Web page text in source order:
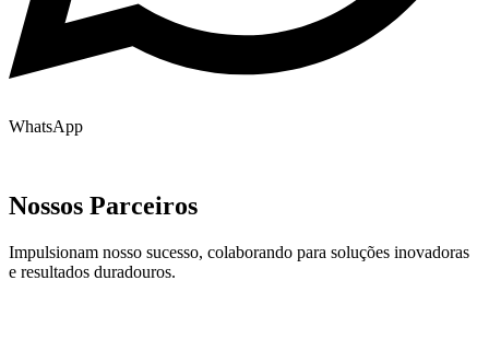
WhatsApp
Nossos Parceiros
Impulsionam nosso sucesso, colaborando para soluções inovadoras
e resultados duradouros.